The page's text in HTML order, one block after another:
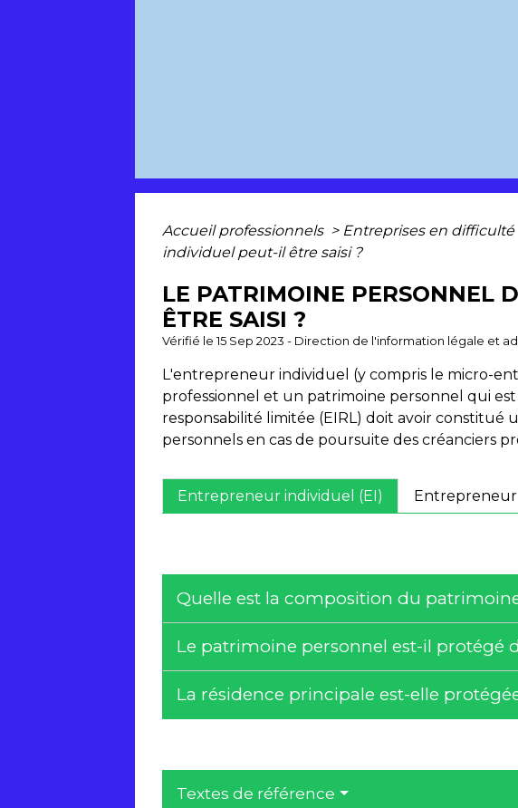
Accueil professionnels > Entreprises en difficulté
individuel peut-il être saisi ?
LE PATRIMOINE PERSONNEL
ÊTRE SAISI ?
Vérifié le 15 Sep 2023 - Direction de l'information légale et
L'entrepreneur individuel (y compris le micro-
professionnel et un patrimoine personnel qui
responsabilité limitée (EIRL) doit avoir
personnels en cas de poursuite des créanciers
Entrepreneur individuel (EI) Entrepreneur
Quelle est la composition du
Le patrimoine personnel est-il protégé
La résidence principale est-elle
Textes de référence